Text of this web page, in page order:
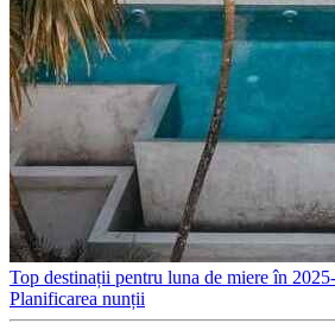
Top destinații pentru luna de miere în
Planificarea nunții